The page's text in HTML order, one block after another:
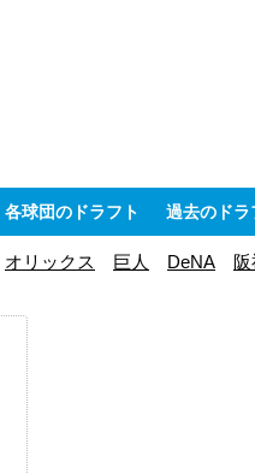
各球団のドラフト 過去のドラ
オリックス 巨人 DeNA 阪